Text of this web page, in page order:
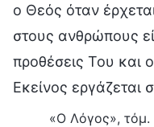
ο Θεός όταν
στους ανθρώπους
προθέσεις Του και
Εκείνος εργάζεται
«Ο Λόγος», τόμ.